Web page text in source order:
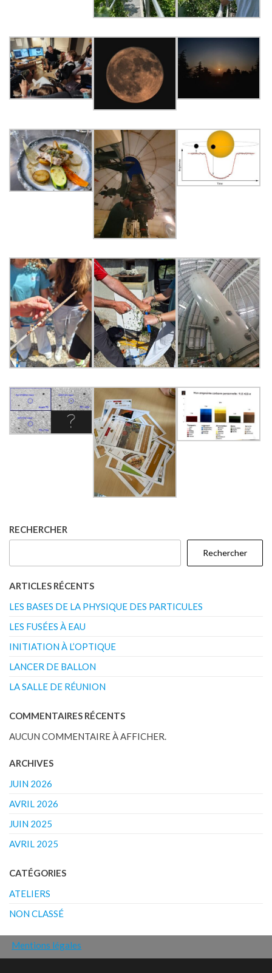
RECHERCHER
Rechercher
ARTICLES RÉCENTS
LES BASES DE LA PHYSIQUE DES PARTICULES
LES FUSÉES À EAU
INITIATION À L’OPTIQUE
LANCER DE BALLON
LA SALLE DE RÉUNION
COMMENTAIRES RÉCENTS
AUCUN COMMENTAIRE À AFFICHER.
ARCHIVES
JUIN 2026
AVRIL 2026
JUIN 2025
AVRIL 2025
CATÉGORIES
ATELIERS
NON CLASSÉ
Mentions légales